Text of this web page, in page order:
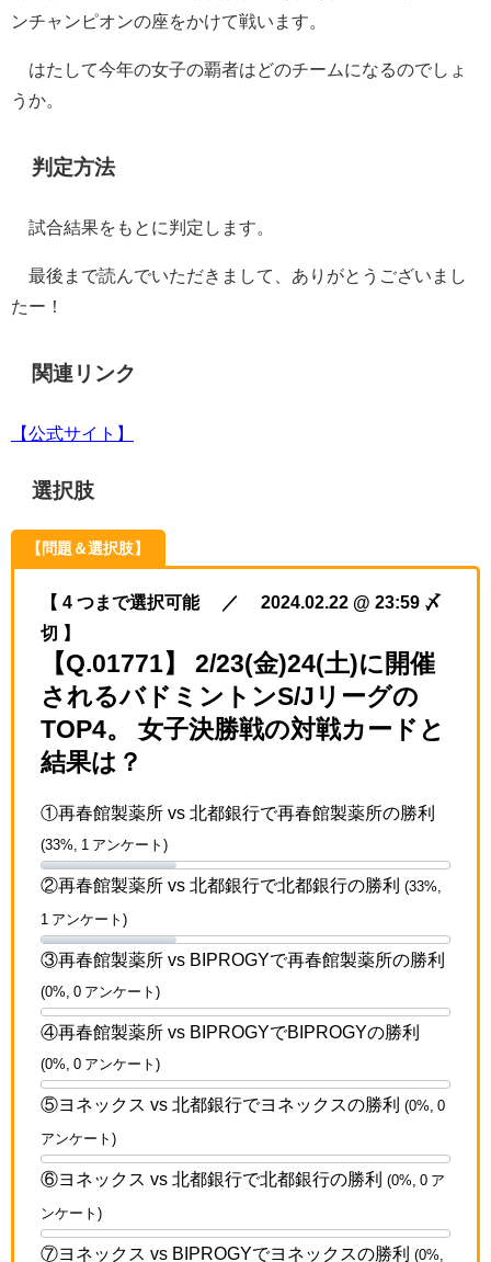
ンチャンピオンの座をかけて戦います。
はたして今年の女子の覇者はどのチームになるのでしょ
うか。
判定方法
試合結果をもとに判定します。
最後まで読んでいただきまして、ありがとうございまし
たー！
関連リンク
【公式サイト】
選択肢
【問題＆選択肢】
【 4 つまで選択可能 ／ 2024.02.22 @ 23:59 〆
切 】
【Q.01771】 2/23(金)24(土)に開催
されるバドミントンS/Jリーグの
TOP4。 女子決勝戦の対戦カードと
結果は？
①再春館製薬所 vs 北都銀行で再春館製薬所の勝利
(33%, 1 アンケート)
②再春館製薬所 vs 北都銀行で北都銀行の勝利 (33%,
1 アンケート)
③再春館製薬所 vs BIPROGYで再春館製薬所の勝利
(0%, 0 アンケート)
④再春館製薬所 vs BIPROGYでBIPROGYの勝利
(0%, 0 アンケート)
⑤ヨネックス vs 北都銀行でヨネックスの勝利 (0%, 0
アンケート)
⑥ヨネックス vs 北都銀行で北都銀行の勝利 (0%, 0 ア
ンケート)
⑦ヨネックス vs BIPROGYでヨネックスの勝利 (0%,